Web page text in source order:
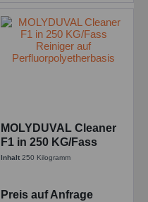
MOLYDUVAL Cleaner
F1 in 250 KG/Fass
Reiniger auf
Inhalt250 Kilogramm
Preis auf Anfrage